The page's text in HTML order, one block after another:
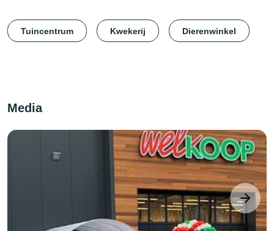
Tuincentrum Kwekerij Dierenwinkel
Media
next